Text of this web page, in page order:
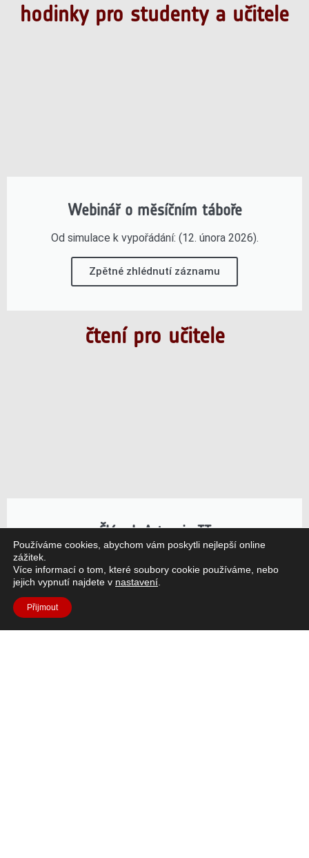
hodinky pro studenty a učitele
Webinář o měsíčním táboře
Od simulace k vypořádání: (12. února 2026).
Zpětné zhlédnutí záznamu
čtení pro učitele
Článek Artemis II
servisním modulem ESA (ESM), vynesla člověka
Používáme cookies, abychom vám poskytli nejlepší online
zážitek.
Více informací o tom, které soubory cookie používáme, nebo
jejich vypnutí najdete v nastavení
Přijmout